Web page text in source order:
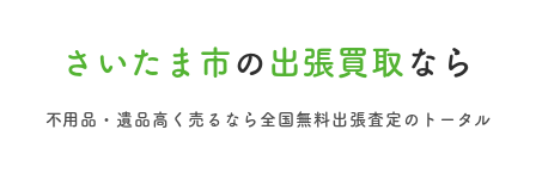
さいたま市 の 出張買取 なら
不用品・遺品高く売るなら全国無料出張査定のトータル